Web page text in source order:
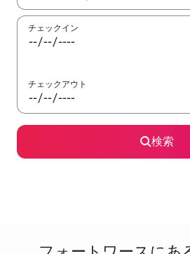
チェックイン
チェックアウト
検索